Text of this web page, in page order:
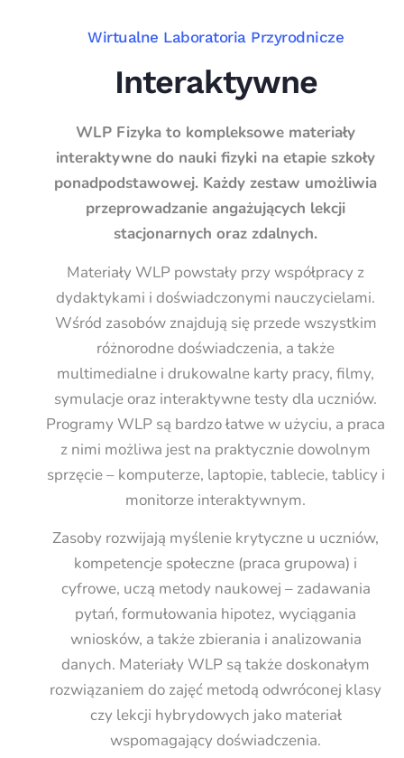
Wirtualne Laboratoria Przyrodnicze
Interaktywne
WLP Fizyka to kompleksowe materiały
interaktywne do nauki fizyki na etapie szkoły
ponadpodstawowej. Każdy zestaw umożliwia
przeprowadzanie angażujących lekcji
stacjonarnych oraz zdalnych.
Materiały WLP powstały przy współpracy z
dydaktykami i doświadczonymi nauczycielami.
Wśród zasobów znajdują się przede wszystkim
różnorodne doświadczenia, a także
multimedialne i drukowalne karty pracy, filmy,
symulacje oraz interaktywne testy dla uczniów.
Programy WLP są bardzo łatwe w użyciu, a praca
z nimi możliwa jest na praktycznie dowolnym
sprzęcie – komputerze, laptopie, tablecie, tablicy i
monitorze interaktywnym.
Zasoby rozwijają myślenie krytyczne u uczniów,
kompetencje społeczne (praca grupowa) i
cyfrowe, uczą metody naukowej – zadawania
pytań, formułowania hipotez, wyciągania
wniosków, a także zbierania i analizowania
danych. Materiały WLP są także doskonałym
rozwiązaniem do zajęć metodą odwróconej klasy
czy lekcji hybrydowych jako materiał
wspomagający doświadczenia.